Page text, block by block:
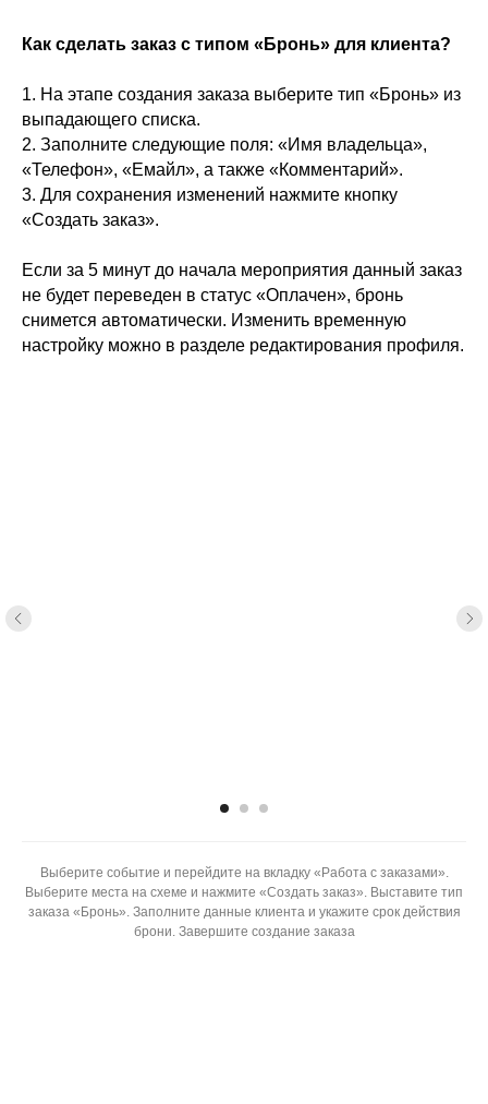
Как сделать заказ с типом «Бронь» для клиента?
1. На этапе создания заказа выберите тип «Бронь» из
выпадающего списка.
2. Заполните следующие поля: «Имя владельца»,
«Телефон», «Емайл», а также «Комментарий».
3. Для сохранения изменений нажмите кнопку
«Создать заказ».
Если за 5 минут до начала мероприятия данный заказ
не будет переведен в статус «Оплачен», бронь
снимется автоматически. Изменить временную
настройку можно в разделе редактирования профиля.
Выберите событие и перейдите на вкладку «Работа с заказами».
Выберите места на схеме и нажмите «Создать заказ». Выставите тип
заказа «Бронь». Заполните данные клиента и укажите срок действия
брони. Завершите создание заказа